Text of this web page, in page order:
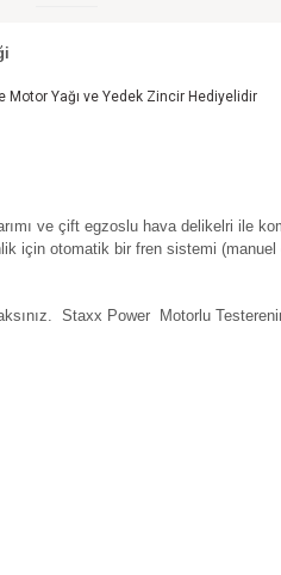
Motor Yağı ve Yedek Zincir Hediyelidir
ve çift egzoslu hava delikelri
otomatik bir fren sistemi (manuel
Staxx Power Motorlu